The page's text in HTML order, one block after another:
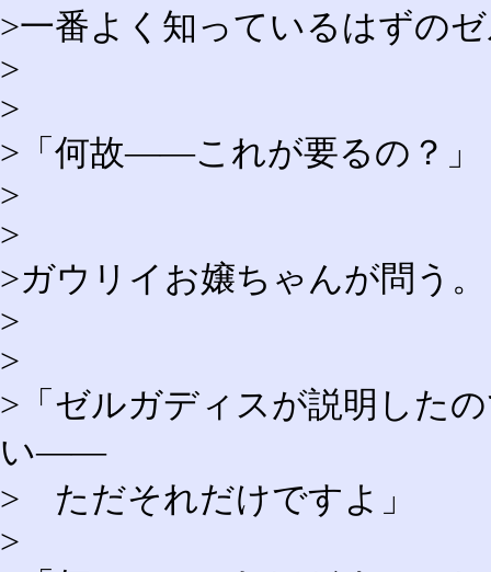
>一番よく知っているはずの
>
>
>「何故――これが要るの？」
>
>
>ガウリイお嬢ちゃんが問う。
>
>
>「ゼルガディスが説明した
い――
> ただそれだけですよ」
>